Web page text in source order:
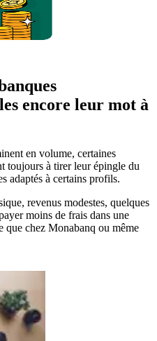
encore leur mot à
en volume, certaines
toujours à tirer leur épingle du
adaptés à certains profils.
revenus modestes, quelques
moins de frais dans une
que chez Monabanq ou même